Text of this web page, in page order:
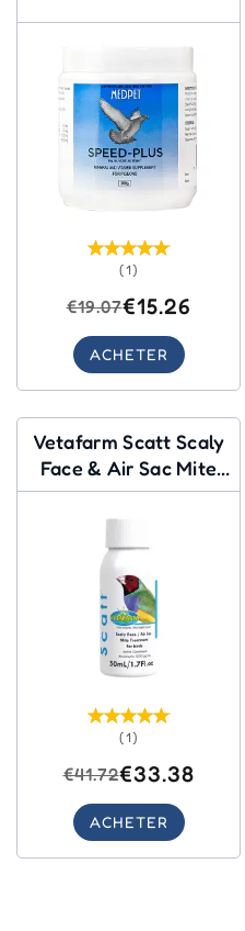
(1)
€19.07€15.26
ACHETER
Vetafarm Scatt Scaly
Face & Air Sac Mite
Liquid Treatment
(traitement liquide
contre les acariens)
(1)
€41.72€33.38
ACHETER